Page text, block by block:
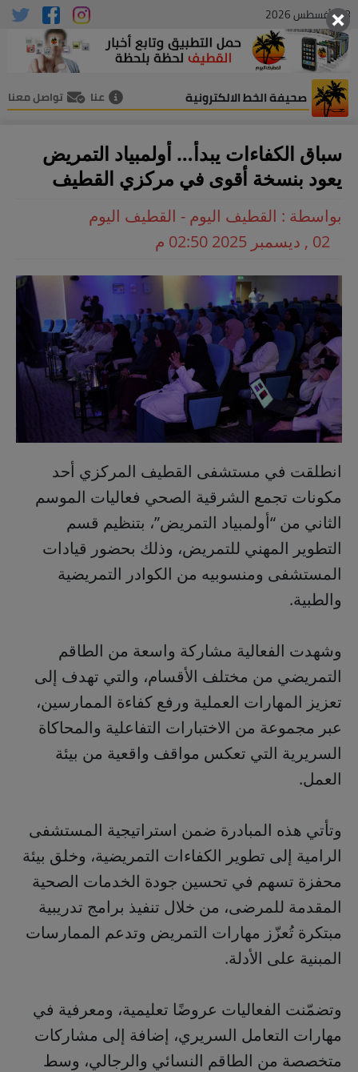
08 , أغسطس 2026
صحيفة الخط الالكترونية عنا تواصل معنا
سباق الكفاءات يبدأ… أولمبياد التمريض
يعود بنسخة أقوى في مركزي القطيف
بواسطة : القطيف اليوم - القطيف اليوم
02 , ديسمبر 2025 02:50 م
انطلقت في مستشفى القطيف المركزي أحد
مكونات تجمع الشرقية الصحي فعاليات الموسم
الثاني من “أولمبياد التمريض”، بتنظيم قسم
التطوير المهني للتمريض، وذلك بحضور قيادات
المستشفى ومنسوبيه من الكوادر التمريضية
والطبية.
وشهدت الفعالية مشاركة واسعة من الطاقم
التمريضي من مختلف الأقسام، والتي تهدف إلى
تعزيز المهارات العملية ورفع كفاءة الممارسين،
عبر مجموعة من الاختبارات التفاعلية والمحاكاة
السريرية التي تعكس مواقف واقعية من بيئة
العمل.
وتأتي هذه المبادرة ضمن استراتيجية المستشفى
الرامية إلى تطوير الكفاءات التمريضية، وخلق بيئة
محفزة تسهم في تحسين جودة الخدمات الصحية
المقدمة للمرضى، من خلال تنفيذ برامج تدريبية
مبتكرة تُعزّز مهارات التمريض وتدعم الممارسات
المبنية على الأدلة.
وتضمّنت الفعاليات عروضًا تعليمية، ومعرفية في
مهارات التعامل السريري، إضافة إلى مشاركات
متخصصة من الطاقم النسائي والرجالي، وسط